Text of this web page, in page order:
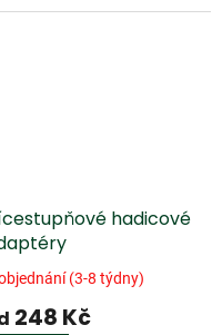
hadicové
(3-8 týdny)
248 Kč